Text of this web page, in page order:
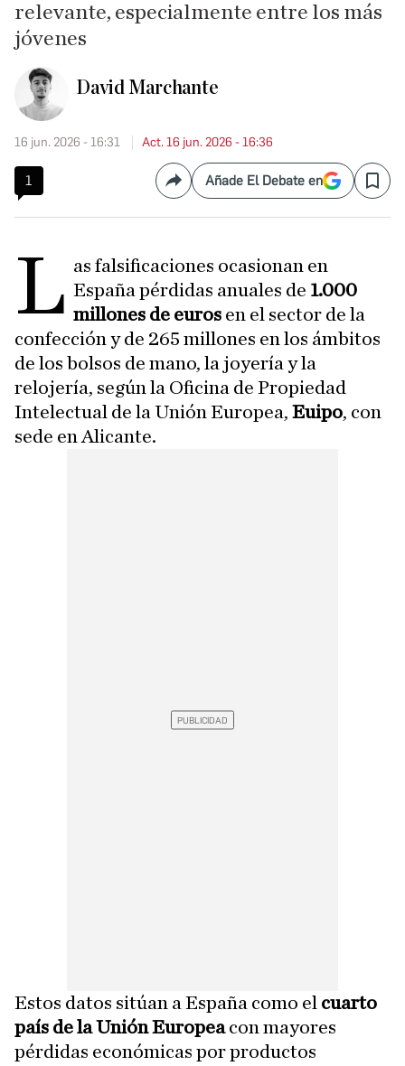
relevante, especialmente entre los más
jóvenes
David Marchante
16 jun. 2026 - 16:31 Act. 16 jun. 2026 - 16:36
1 CompartirAñade El Debate en Save
L as falsificaciones ocasionan en
España pérdidas anuales de 1.000
millones de euros en el sector de la
confección y de 265 millones en los ámbitos
de los bolsos de mano, la joyería y la
relojería, según la Oficina de Propiedad
Intelectual de la Unión Europea, Euipo, con
sede en Alicante.
Estos datos sitúan a España como el cuarto
país de la Unión Europeacon mayores
pérdidas económicas por productos